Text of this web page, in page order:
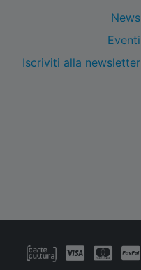
News
Eventi
Iscriviti alla newsletter